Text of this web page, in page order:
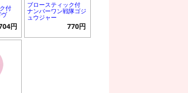
付
円
ブロースティック付
ナンバーワン戦隊ゴジ
ュウジャー
770円